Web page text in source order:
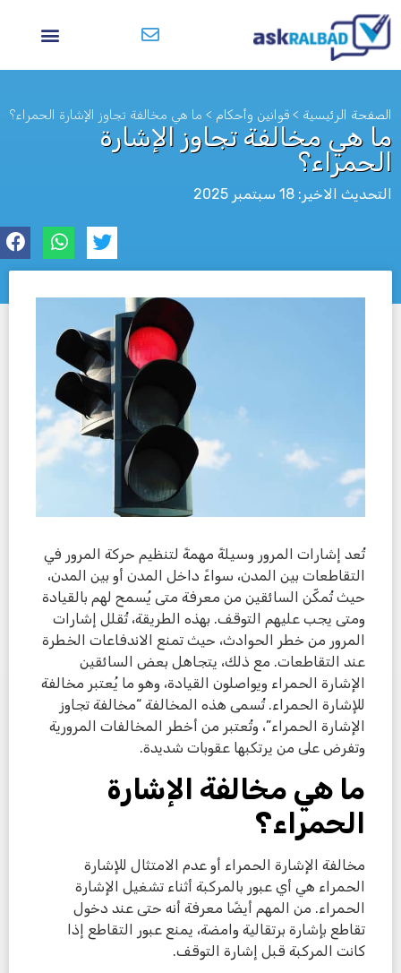
الصفحة الرئيسية > قوانين وأحكام > ما هي مخالفة تجاوز الإشارة الحمراء؟
ما هي مخالفة تجاوز الإشارة
الحمراء؟
التحديث الاخير: 18 سبتمبر 2025
تُعد إشارات المرور وسيلةً مهمةً لتنظيم حركة المرور في
التقاطعات بين المدن، سواءً داخل المدن أو بين المدن،
حيث تُمكّن السائقين من معرفة متى يُسمح لهم بالقيادة
ومتى يجب عليهم التوقف. بهذه الطريقة، تُقلل إشارات
المرور من خطر الحوادث، حيث تمنع الاندفاعات الخطرة
عند التقاطعات. مع ذلك، يتجاهل بعض السائقين
الإشارة الحمراء ويواصلون القيادة، وهو ما يُعتبر مخالفة
للإشارة الحمراء. تُسمى هذه المخالفة “مخالفة تجاوز
الإشارة الحمراء”، وتُعتبر من أخطر المخالفات المرورية
وتفرض على من يرتكبها عقوبات شديدة.
ما هي مخالفة الإشارة
الحمراء؟
مخالفة الإشارة الحمراء أو عدم الامتثال للإشارة
الحمراء هي أي عبور بالمركبة أثناء تشغيل الإشارة
الحمراء. من المهم أيضًا معرفة أنه حتى عند دخول
تقاطع بإشارة برتقالية وامضة، يمنع عبور التقاطع إذا
كانت المركبة قبل إشارة التوقف.